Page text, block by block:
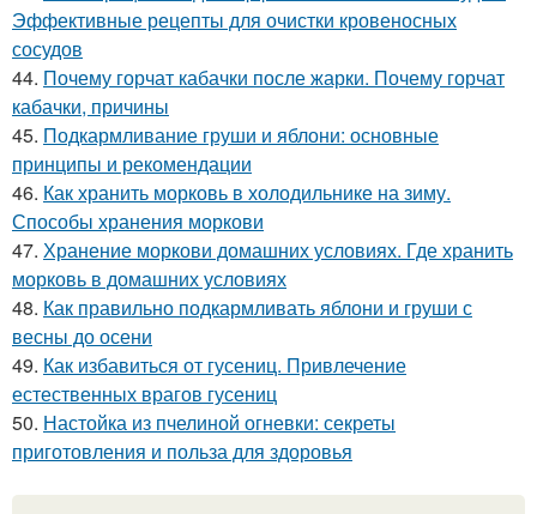
Эффективные рецепты для очистки кровеносных
сосудов
44. Почему горчат кабачки после жарки. Почему горчат
кабачки, причины
45. Подкармливание груши и яблони: основные
принципы и рекомендации
46. Как хранить морковь в холодильнике на зиму.
Способы хранения моркови
47. Хранение моркови домашних условиях. Где хранить
морковь в домашних условиях
48. Как правильно подкармливать яблони и груши с
весны до осени
49. Как избавиться от гусениц. Привлечение
естественных врагов гусениц
50. Настойка из пчелиной огневки: секреты
приготовления и польза для здоровья